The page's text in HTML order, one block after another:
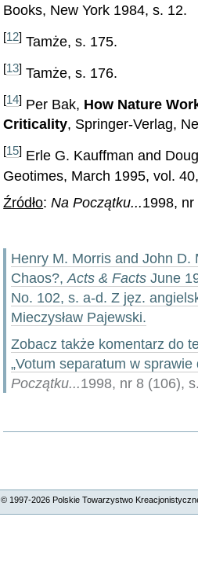
Books, New York 1984, s. 12.
[12] Tamże, s. 175.
[13] Tamże, s. 176.
[14] Per Bak, How Nature
Criticality, Springer-Verlag,
[15] Erle G. Kauffman and
Geotimes, March 1995, vol.
Źródło:Na Początku...1998,
Henry M. Morris and John
Chaos?,Acts & Facts June
No. 102, s. a-d. Z jęz.
Mieczysław Pajewski.
Zobacz także komentarz do
„Votum separatum w
Początku...1998, nr 8 (106),
© 1997-2026Polskie Towarzystwo